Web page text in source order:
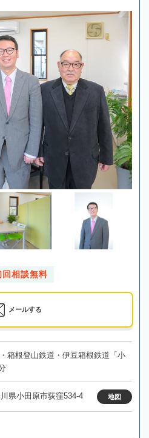
回相談無料
メールする
箱根登山鉄道・伊豆箱根鉄道「小
県小田原市荻窪534-4 地図